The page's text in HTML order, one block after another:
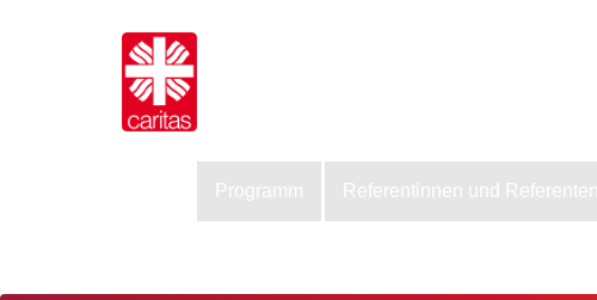
Programm Referentinnen und Referenten